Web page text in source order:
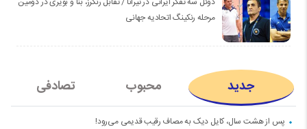
مرحله رنکینگ اتحادیه جهانی
جدید محبوب تصادفی
پس از هشت سال، کایل دیک به مصاف رقیب قدیمی می‌رود!